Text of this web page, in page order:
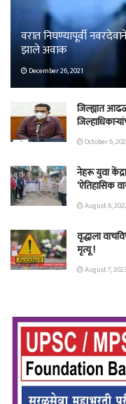
वरात निघण्यापूर्वी
झाले अवाक
December 26, 2021
जिल्ह्यात
October 6,
नेहरू युवा
‘ऐतिहासिक
August 6,
वृद्धाला
मृत्यू !
August 7, 2023